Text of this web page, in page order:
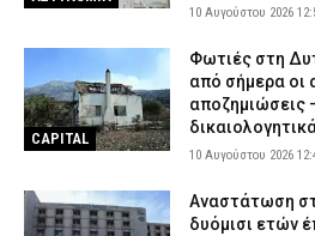
ΕΙΔΗΣΕΙΣ
Βελτιωμένη η εικόνα της δασικής
Ηλείας – Επιχειρούν μόνο επίγειες
ΕΙΔΗΣΕΙΣ 9 Αυγούστου 2026 22:19
ΕΙΔΗΣΕΙΣ 9 Αυγούστου 2026 22:04
10 Αυγούστου 2026
CAPITAL
Φωτιές στη
από σήμερα οι
αποζημιώσεις
10 Αυγούστου 2026
Αναστάτωση
δυόμισι ετών